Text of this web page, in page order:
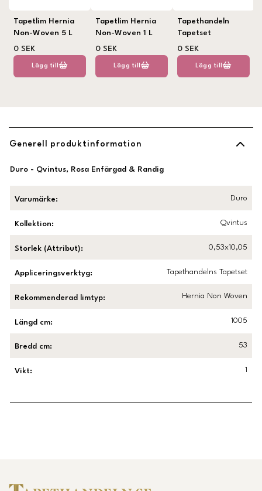
Tapetlim Hernia
Non-Woven 5 L
0 SEK
Lägg till
Tapetlim Hernia
Non-Woven 1 L
0 SEK
Lägg till
Tapethandeln
Tapetset
0 SEK
Lägg till
Generell produktinformation
Duro - Qvintus, Rosa Enfärgad & Randig
Varumärke: Duro
Kollektion: Qvintus
Storlek (Attribut): 0,53x10,05
Appliceringsverktyg: Tapethandelns Tapetset
Rekommenderad limtyp: Hernia Non Woven
Längd cm: 1005
Bredd cm: 53
Vikt: 1